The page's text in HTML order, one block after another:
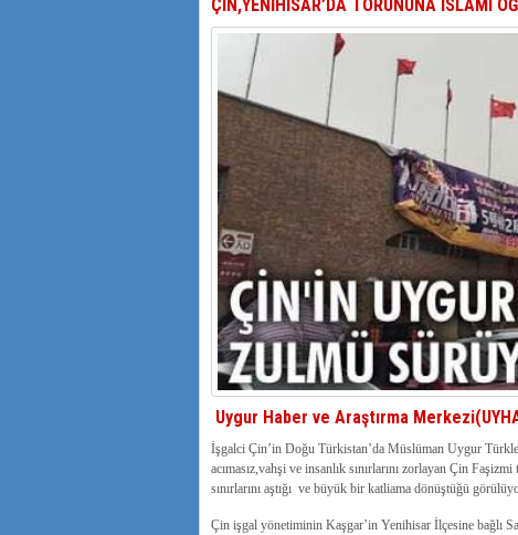
ÇİN,YENİHİSAR’DA TORUNUNA İSLAMI
Uygur Haber ve Araştırma
İşgalci Çin’in Doğu Türkistan’da Müslüman Uygur
acımasız,vahşi ve insanlık sınırlarını zorlayan Çin
sınırlarını aştığı ve büyük bir katliama dönüştüğü
Çin işgal yönetiminin Kaşgar’in Yenihisar İlçesine bağlı